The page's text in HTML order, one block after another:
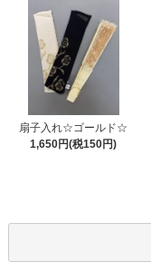
扇子入れ☆ゴールド☆
1,650円(税150円)